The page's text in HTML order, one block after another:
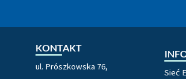
KONTAKT
ul. Prószkowska 76,
Sieć